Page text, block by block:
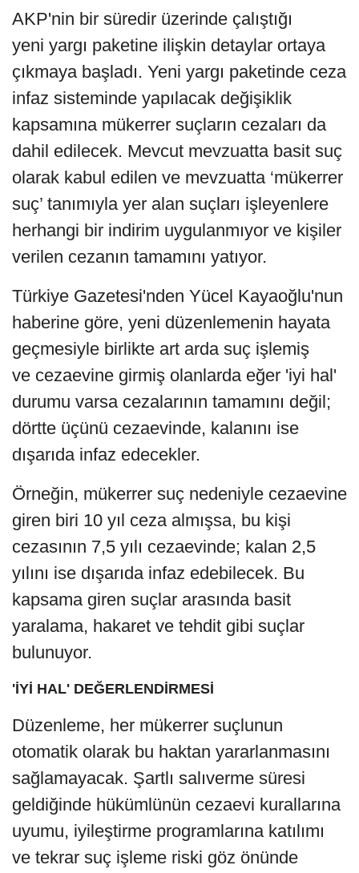
AKP'nin bir süredir üzerinde çalıştığı
yeni yargı paketine ilişkin detaylar ortaya
çıkmaya başladı. Yeni yargı paketinde ceza
infaz sisteminde yapılacak değişiklik
kapsamına mükerrer suçların cezaları da
dahil edilecek. Mevcut mevzuatta basit suç
olarak kabul edilen ve mevzuatta ‘mükerrer
suç’ tanımıyla yer alan suçları işleyenlere
herhangi bir indirim uygulanmıyor ve kişiler
verilen cezanın tamamını yatıyor.
Türkiye Gazetesi'nden Yücel Kayaoğlu'nun
haberine göre, yeni düzenlemenin hayata
geçmesiyle birlikte art arda suç işlemiş
ve cezaevine girmiş olanlarda eğer 'iyi hal'
durumu varsa cezalarının tamamını değil;
dörtte üçünü cezaevinde, kalanını ise
dışarıda infaz edecekler.
Örneğin, mükerrer suç nedeniyle cezaevine
giren biri 10 yıl ceza almışsa, bu kişi
cezasının 7,5 yılı cezaevinde; kalan 2,5
yılını ise dışarıda infaz edebilecek. Bu
kapsama giren suçlar arasında basit
yaralama, hakaret ve tehdit gibi suçlar
bulunuyor.
'İYİ HAL' DEĞERLENDİRMESİ
Düzenleme, her mükerrer suçlunun
otomatik olarak bu haktan yararlanmasını
sağlamayacak. Şartlı salıverme süresi
geldiğinde hükümlünün cezaevi kurallarına
uyumu, iyileştirme programlarına katılımı
ve tekrar suç işleme riski göz önünde